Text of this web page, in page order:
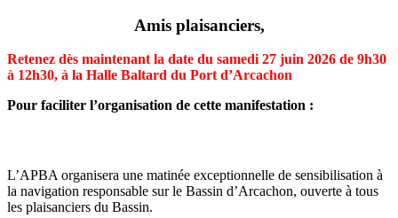
Amis plaisanciers,
Retenez dès maintenant la date du samedi 27 juin 2026 de 9h30
à 12h30, à la Halle Baltard du Port d’Arcachon
Pour faciliter l’organisation de cette manifestation :
L’APBA organisera une matinée exceptionnelle de sensibilisation à
la navigation responsable sur le Bassin d’Arcachon, ouverte à tous
les plaisanciers du Bassin.